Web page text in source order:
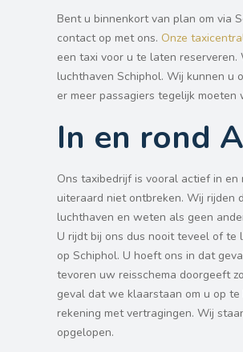
Bent u binnenkort van plan om via
contact op met ons. Onze
een taxi voor u te laten
luchthaven Schiphol. Wij kunnen u
er meer passagiers tegelijk
In en rond
Ons taxibedrijf is vooral actief in
uiteraard niet ontbreken. Wij rijden
luchthaven en weten als geen
U rijdt bij ons dus nooit teveel of
op Schiphol. U hoeft ons in dat
tevoren uw reisschema doorgeeft
geval dat we klaarstaan om u op
rekening met vertragingen. Wij
opgelopen.